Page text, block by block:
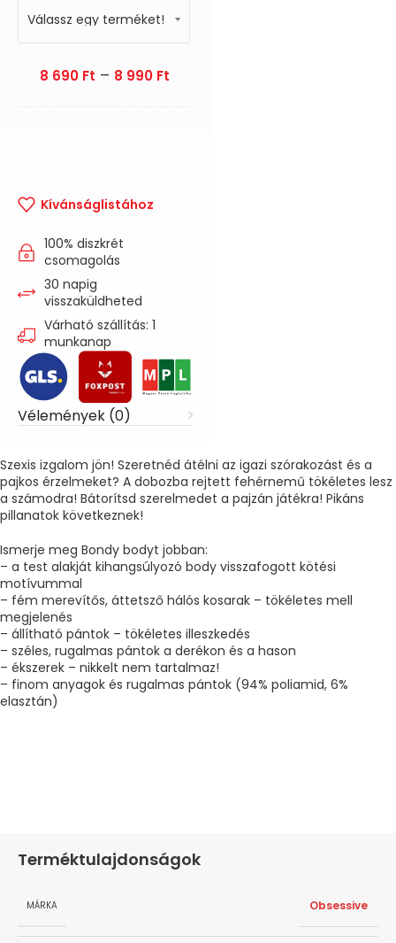
8 690 Ft – 8 990 Ft
Kívánságlistához
100% diszkrét
csomagolás
30 napig
visszaküldheted
Várható szállítás: 1
munkanap
Vélemények (0)
Szexis izgalom jön! Szeretnéd átélni az igazi szórakozást és a
pajkos érzelmeket? A dobozba rejtett fehérnemű tökéletes lesz
a számodra! Bátorítsd szerelmedet a pajzán játékra! Pikáns
pillanatok következnek!
Ismerje meg Bondy bodyt jobban:
– a test alakját kihangsúlyozó body visszafogott kötési
motívummal
– fém merevítős, áttetsző hálós kosarak – tökéletes mell
megjelenés
– állítható pántok – tökéletes illeszkedés
– széles, rugalmas pántok a derékon és a hason
– ékszerek – nikkelt nem tartalmaz!
– finom anyagok és rugalmas pántok (94% poliamid, 6%
elasztán)
Terméktulajdonságok
MÁRKA Obsessive